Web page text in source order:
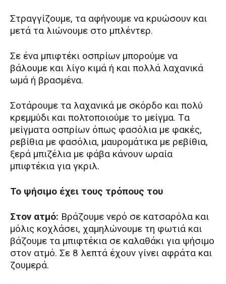
Στραγγίζουμε, τα αφήνουμε να κρυώσουν και
μετά τα λιώνουμε στο μπλέντερ.
Σε ένα μπιφτέκι οσπρίων μπορούμε να
βάλουμε και λίγο κιμά ή και πολλά λαχανικά
ωμά ή βρασμένα.
Σοτάρουμε τα λαχανικά με σκόρδο και πολύ
κρεμμύδι και πολτοποιούμε το μείγμα. Tα
μείγματα οσπρίων όπως φασόλια με φακές,
ρεβίθια με φασόλια, μαυρομάτικα με ρεβίθια,
ξερά μπιζέλια με φάβα κάνουν ωραία
μπιφτέκια για γκριλ.
Το ψήσιμο έχει τους τρόπους του
Στον ατμό: Βράζουμε νερό σε κατσαρόλα και
μόλις κοχλάσει, χαμηλώνουμε τη φωτιά και
βάζουμε τα μπιφτέκια σε καλαθάκι για ψήσιμο
στον ατμό. Σε 8 λεπτά έχουν γίνει αφράτα και
ζουμερά.